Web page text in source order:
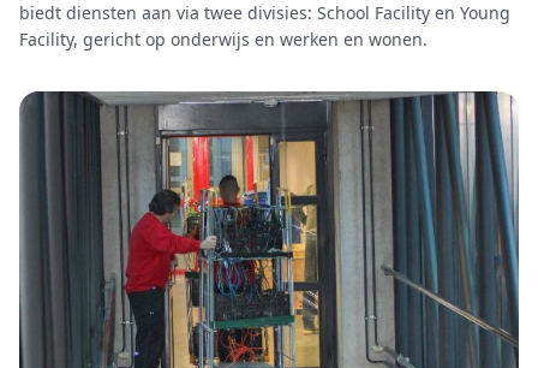
biedt diensten aan via twee divisies: School Facility en Young
Facility, gericht op onderwijs en werken en wonen.